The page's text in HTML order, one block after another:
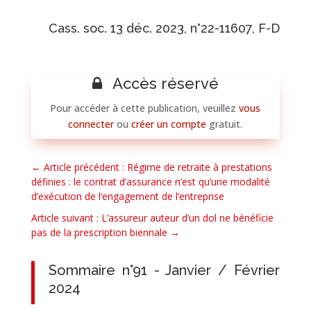
Cass. soc. 13 déc. 2023, n°22-11607, F-D
Accès réservé
Pour accéder à cette publication, veuillezvous
connecteroucréer un compte gratuit.
← Article précédent : Régime de retraite à prestations
définies : le contrat d’assurance n’est qu’une modalité
d’exécution de l’engagement de l’entreprise
Article suivant : L’assureur auteur d’un dol ne bénéficie
pas de la prescription biennale →
Sommaire n°91 - Janvier / Février
2024